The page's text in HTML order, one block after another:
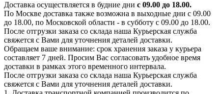
Доставка осуществляется в будние дни с 09.00 до 18.00.
По Москве доставка также возможна в выходные дни с 09.00
до 18.00, по Московской области - в субботу с 09.00 до 18.00.
После отгрузки заказа со склада наша Курьерская служба
свяжется с Вами для уточнения деталей доставки.
Обращаем ваше внимание: срок хранения заказа у курьера
составляет 7 дней. Просим Вас согласовать удобное время
доставки в рамках этого временного интервала.
После отгрузки заказа со склада наша Курьерская служба
свяжется с Вами для уточнения деталей доставки.